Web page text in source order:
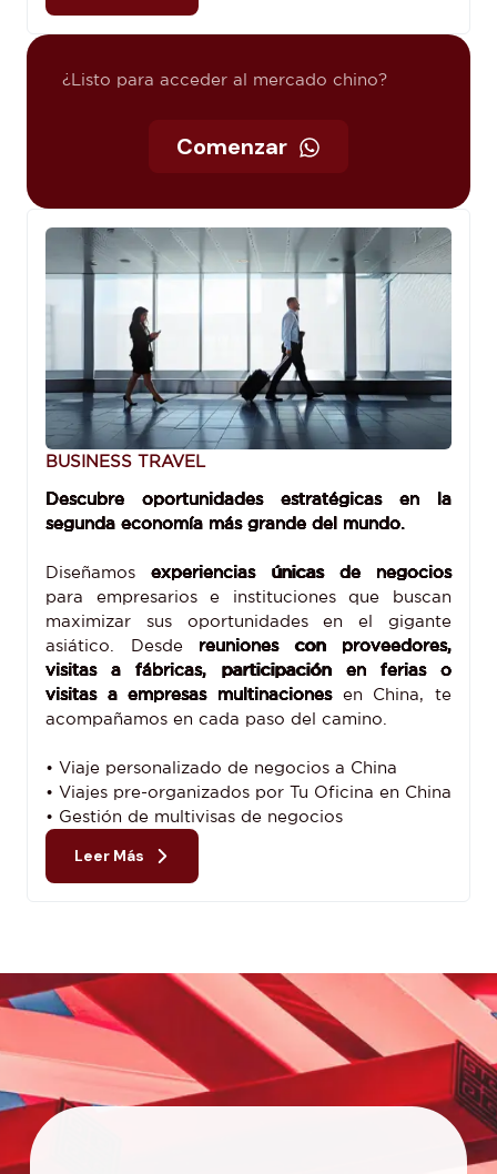
¿Listo para acceder al mercado chino?
Comenzar
BUSINESS TRAVEL
Descubre oportunidades estratégicas en la
segunda economía más grande del mundo.
Diseñamosexperiencias únicas de negocios
para empresarios e instituciones que buscan
maximizar sus oportunidades en el gigante
asiático. Desde reuniones con proveedores,
visitas a fábricas, participación en ferias o
visitas a empresas multinacionesen China, te
acompañamos en cada paso del camino.
• Viaje personalizado de negocios a China
• Viajes pre-organizados por Tu Oficina en China
• Gestión de multivisas de negocios
Leer Más